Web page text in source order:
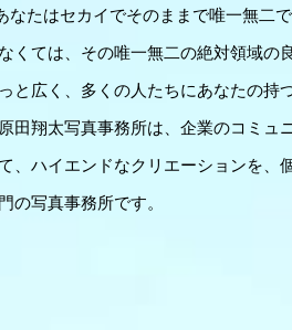
なたはセカイでそのままで唯一無
くては、その唯一無二の絶対領域
と広く、多くの人たちにあなたの
田翔太写真事務所は、企業のコミ
、ハイエンドなクリエーションを
の写真事務所です。